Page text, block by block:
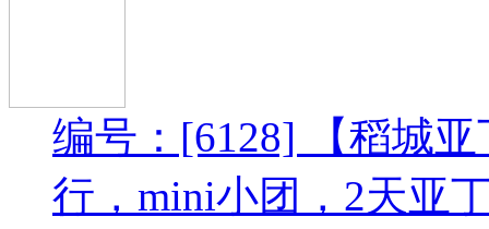
编号：[6128] 【稻城
行，mini小团，2天亚